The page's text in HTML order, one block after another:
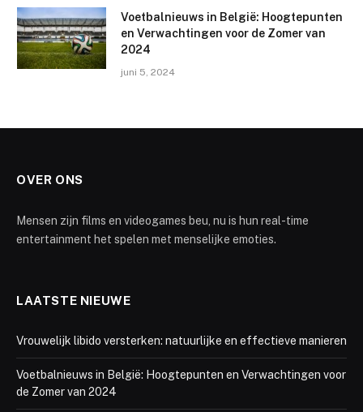
Voetbalnieuws in België: Hoogtepunten
en Verwachtingen voor de Zomer van
2024
juni 5, 2024
OVER ONS
Mensen zijn films en videogames beu, nu is hun real-time
entertainment het spelen met menselijke emoties.
LAATSTE NIEUWE
Vrouwelijk libido versterken: natuurlijke en effectieve manieren
Voetbalnieuws in België: Hoogtepunten en Verwachtingen voor
de Zomer van 2024